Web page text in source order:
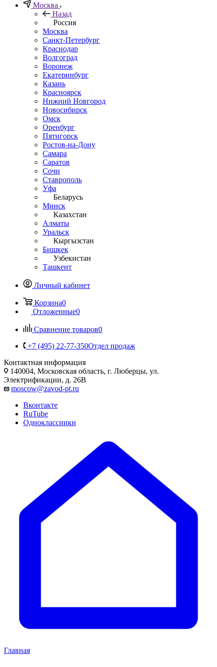
Москва
Назад
Россия
Москва
Санкт-Петербург
Краснодар
Волгоград
Воронеж
Екатеринбург
Казань
Красноярск
Нижний Новгород
Новосибирск
Омск
Оренбург
Пятигорск
Ростов-на-Дону
Самара
Саратов
Сочи
Ставрополь
Уфа
Беларусь
Минск
Казахстан
Алматы
Уральск
Кыргызстан
Бишкек
Узбекистан
Ташкент
Личный кабинет
Корзина0
Отложенные0
Сравнение товаров0
+7 (495) 22-77-350Отдел продаж
Контактная информация
140004, Московская область, г. Люберцы, ул.
Электрификации, д. 26В
moscow@zavod-pt.ru
Вконтакте
RuTube
Одноклассники
Главная